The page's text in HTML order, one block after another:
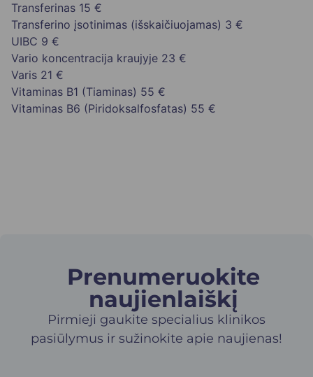
Transferinas 15 €
Transferino įsotinimas (išskaičiuojamas) 3 €
UIBC 9 €
Vario koncentracija kraujyje 23 €
Varis 21 €
Vitaminas B1 (Tiaminas) 55 €
Vitaminas B6 (Piridoksalfosfatas) 55 €
Prenumeruokite
naujienlaiškį​
Pirmieji gaukite specialius klinikos
pasiūlymus ir sužinokite apie naujienas!